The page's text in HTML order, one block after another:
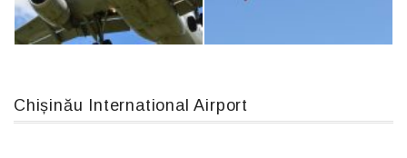
IL76, RA-78844
Chișinău International Airport